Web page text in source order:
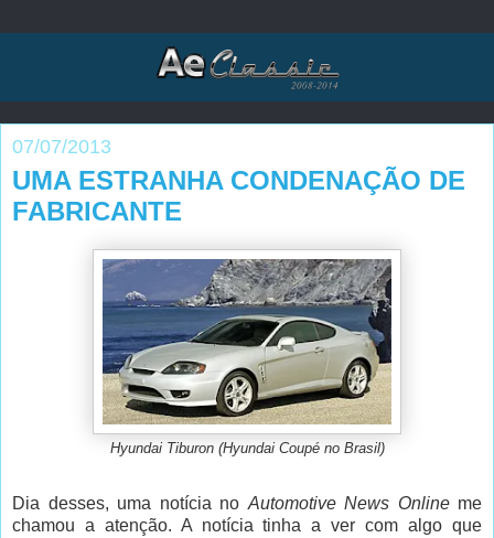
07/07/2013
UMA ESTRANHA CONDENAÇÃO DE
FABRICANTE
Hyundai Tiburon (Hyundai Coupé no Brasil)
Dia desses, uma notícia no Automotive News Onlineme
chamou a atenção. A notícia tinha a ver com algo que